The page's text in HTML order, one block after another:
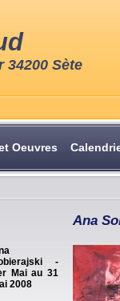
34200 Sète
Oeuvres
-
Mai au 31
2008
Ana